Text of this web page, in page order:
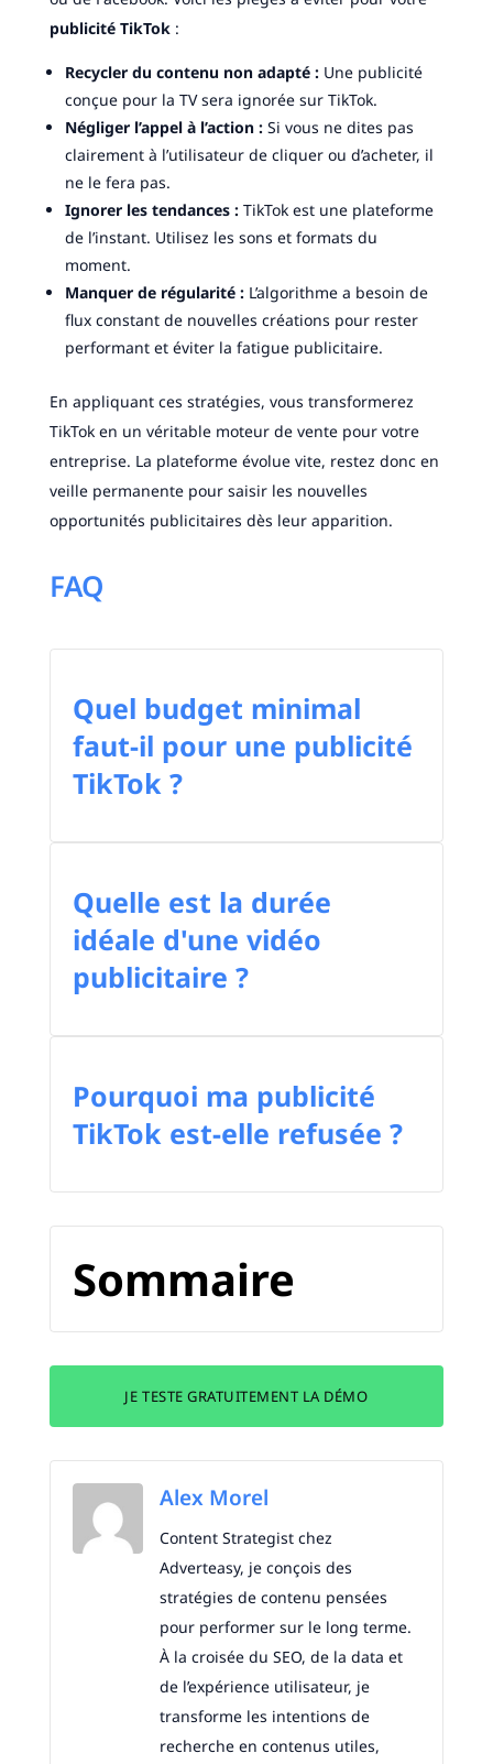
publicité TikTok:
Recycler du contenu non adapté :Une publicité
conçue pour la TV sera ignorée sur TikTok.
Négliger l’appel à l’action :Si vous ne dites pas
clairement à l’utilisateur de cliquer ou d’acheter, il
ne le fera pas.
Ignorer les tendances :TikTok est une plateforme
de l’instant. Utilisez les sons et formats du
moment.
Manquer de régularité :L’algorithme a besoin de
flux constant de nouvelles créations pour rester
performant et éviter la fatigue publicitaire.
En appliquant ces stratégies, vous transformerez
TikTok en un véritable moteur de vente pour votre
entreprise. La plateforme évolue vite, restez donc en
veille permanente pour saisir les nouvelles
opportunités publicitaires dès leur apparition.
FAQ
Quel budget minimal
faut-il pour une publicité
TikTok ?
Quelle est la durée
idéale d'une vidéo
publicitaire ?
Pourquoi ma publicité
TikTok est-elle refusée ?
Sommaire
JE TESTE GRATUITEMENT LA DÉMO
Alex Morel
Content Strategist chez
Adverteasy, je conçois des
stratégies de contenu pensées
pour performer sur le long terme.
À la croisée du SEO, de la data et
de l’expérience utilisateur, je
transforme les intentions de
recherche en contenus utiles,